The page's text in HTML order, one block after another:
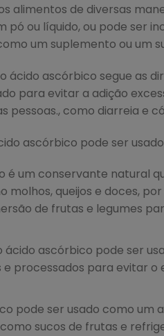
alimentos de diversas
ou líquido, ou pode ser
um suplemento ou um
ácido ascórbico segue as
para evitar a adição
pessoas., como diarreia e
ascórbico pode ser
é um conservante natural
queijos e doces,
de frutas e legumes
ácido ascórbico pode ser
processados para evitar
pode ser usado como um
sucos de frutas e